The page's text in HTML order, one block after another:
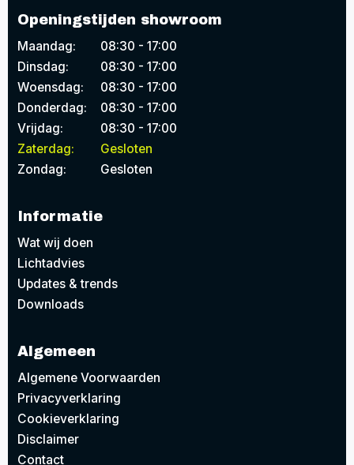
Openingstijden showroom
Maandag:
08:30 - 17:00
Dinsdag:
08:30 - 17:00
Woensdag:
08:30 - 17:00
Donderdag:
08:30 - 17:00
Vrijdag:
08:30 - 17:00
Zaterdag:
Gesloten
Zondag:
Gesloten
Informatie
Wat wij doen
Lichtadvies
Updates & trends
Downloads
Algemeen
Algemene Voorwaarden
Privacyverklaring
Cookieverklaring
Disclaimer
Contact